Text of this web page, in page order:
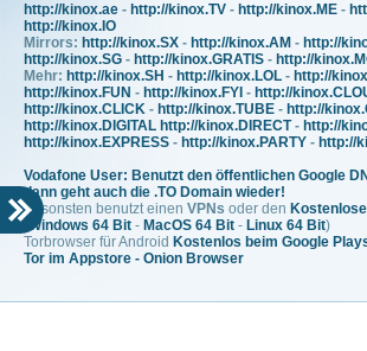
http://kinox.ae - http://kinox.TV - http://kinox.ME -
http://kinox.IO
Mirrors: http://kinox.SX - http://kinox.AM - http://
http://kinox.SG - http://kinox.GRATIS - http://
Mehr: http://kinox.SH - http://kinox.LOL - http://
http://kinox.FUN - http://kinox.FYI - http://
http://kinox.CLICK - http://kinox.TUBE - http://
http://kinox.DIGITAL http://kinox.DIRECT- http://
http://kinox.EXPRESS - http://kinox.PARTY - http://
Vodafone User: Benutzt den öffentlichen Google
dann geht auch die .TO Domain wieder!
Ansonsten benutzt einen VPNs oder den
Windows 64 Bit - MacOS 64 Bit - Linux 64 Bit)
Torbrowser für Android Kostenlos beim Google
Tor im Appstore - Onion Browser